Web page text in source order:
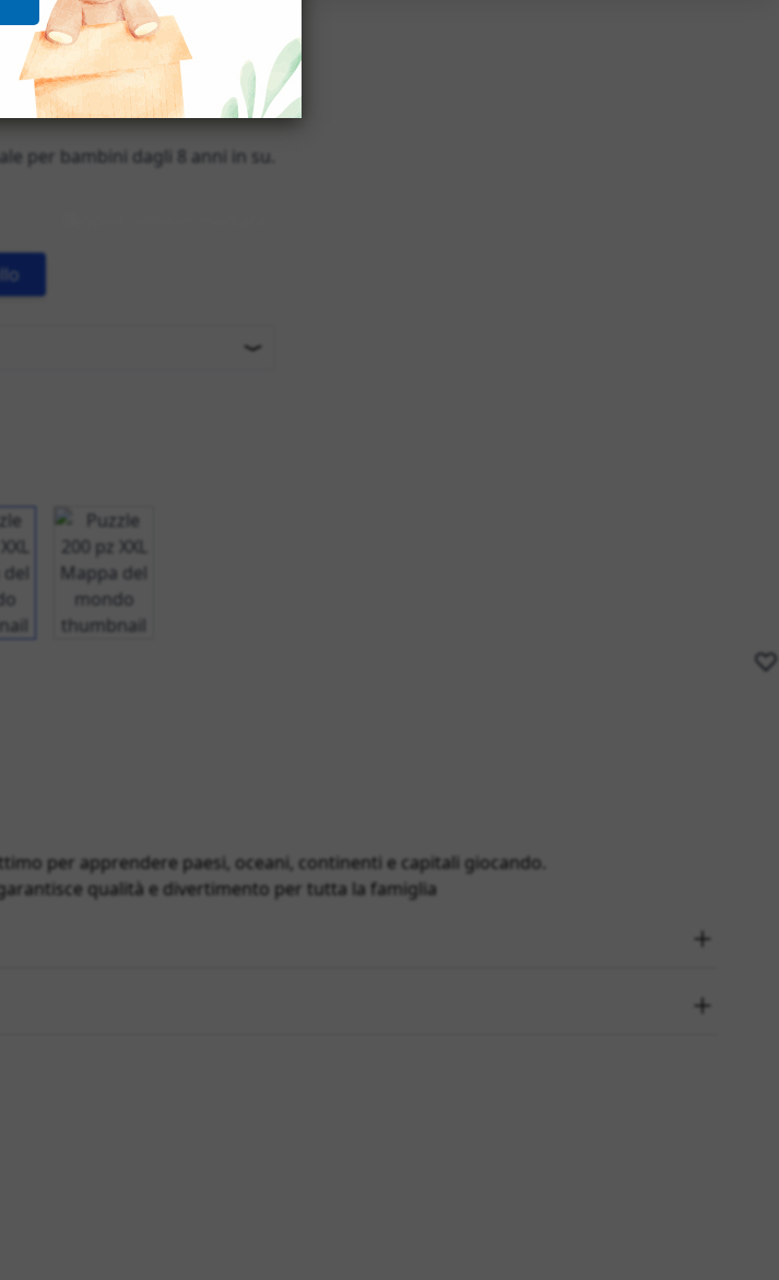
larger imageView larger image
per bambini dagli 8 anni in su.
per apprendere paesi, oceani, continenti e capitali giocando.
qualità e divertimento per tutta la famiglia